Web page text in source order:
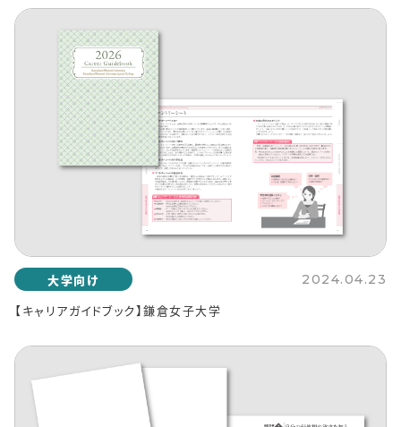
大学向け 2024.04.23
【キャリアガイドブック】鎌倉女子大学